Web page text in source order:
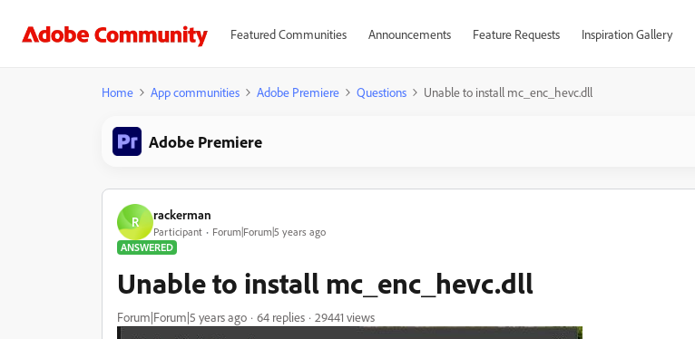
Featured Communities Announcements Feature Requests Inspiration Gallery
Home App communities Adobe Premiere Questions Unable to install mc_enc_hevc.dll
Adobe Premiere
R rackerman
Participant
Forum|Forum|5 years ago
ANSWERED
Unable to install mc_enc_hevc.dll
Forum|Forum|5 years ago 64 replies 29441 views